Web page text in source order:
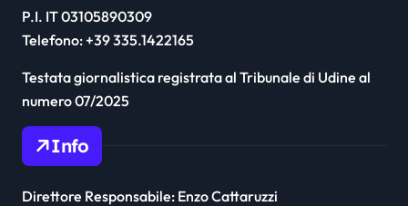
P.I. IT 03105890309
Telefono: +39 335.1422165
Testata giornalistica registrata al Tribunale di Udine al
numero 07/2025
Info
Direttore Responsabile: Enzo Cattaruzzi